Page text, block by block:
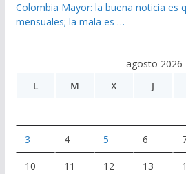
Colombia Mayor: la buena noticia es
mensuales; la mala es …
agosto 2026
L
M X J
3 4 5 6
10 11 12 13